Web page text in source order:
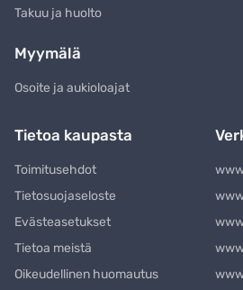
Takuu ja huolto
Myymälä
Osoite ja aukioloajat
Tietoa kaupasta
Toimitusehdot
Tietosuojaseloste
Evästeasetukset
Tietoa meistä
Oikeudellinen huomautus